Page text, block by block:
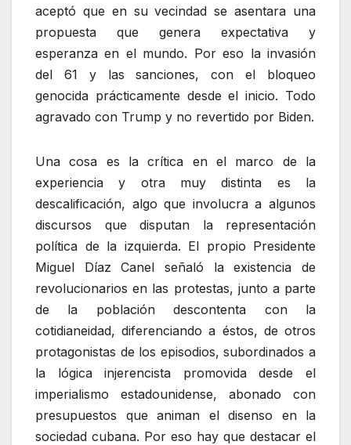
aceptó que en su vecindad se asentara una
propuesta que genera expectativa y
esperanza en el mundo. Por eso la invasión
del 61 y las sanciones, con el bloqueo
genocida prácticamente desde el inicio. Todo
agravado con Trump y no revertido por Biden.
Una cosa es la crítica en el marco de la
experiencia y otra muy distinta es la
descalificación, algo que involucra a algunos
discursos que disputan la representación
política de la izquierda. El propio Presidente
Miguel Díaz Canel señaló la existencia de
revolucionarios en las protestas, junto a parte
de la población descontenta con la
cotidianeidad, diferenciando a éstos, de otros
protagonistas de los episodios, subordinados a
la lógica injerencista promovida desde el
imperialismo estadounidense, abonado con
presupuestos que animan el disenso en la
sociedad cubana. Por eso hay que destacar el